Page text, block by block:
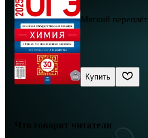
Мягкий переплёт
Купить
Что говорят читатели